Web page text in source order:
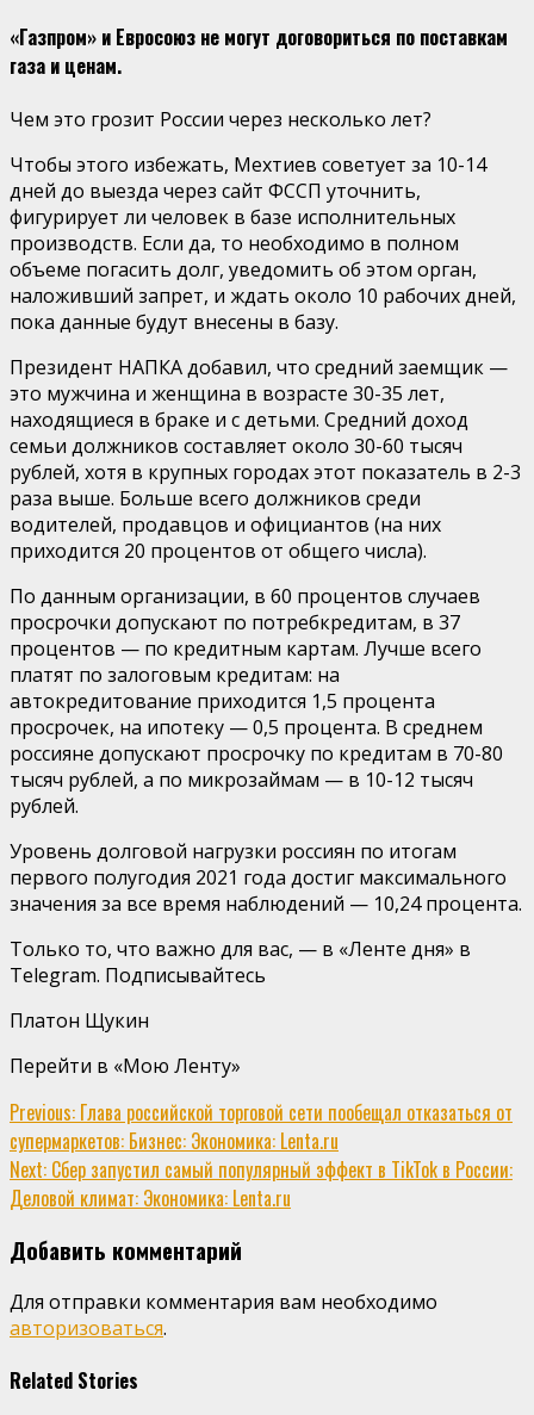
«Газпром» и Евросоюз не могут договориться по поставкам
газа и ценам.
Чем это грозит России через несколько лет?
Чтобы этого избежать, Мехтиев советует за 10-14
дней до выезда через сайт ФССП уточнить,
фигурирует ли человек в базе исполнительных
производств. Если да, то необходимо в полном
объеме погасить долг, уведомить об этом орган,
наложивший запрет, и ждать около 10 рабочих дней,
пока данные будут внесены в базу.
Президент НАПКА добавил, что средний заемщик —
это мужчина и женщина в возрасте 30-35 лет,
находящиеся в браке и с детьми. Средний доход
семьи должников составляет около 30-60 тысяч
рублей, хотя в крупных городах этот показатель в 2-3
раза выше. Больше всего должников среди
водителей, продавцов и официантов (на них
приходится 20 процентов от общего числа).
По данным организации, в 60 процентов случаев
просрочки допускают по потребкредитам, в 37
процентов — по кредитным картам. Лучше всего
платят по залоговым кредитам: на
автокредитование приходится 1,5 процента
просрочек, на ипотеку — 0,5 процента. В среднем
россияне допускают просрочку по кредитам в 70-80
тысяч рублей, а по микрозаймам — в 10-12 тысяч
рублей.
Уровень долговой нагрузки россиян по итогам
первого полугодия 2021 года достиг максимального
значения за все время наблюдений — 10,24 процента.
Только то, что важно для вас, — в «Ленте дня» в
Telegram. Подписывайтесь
Платон Щукин
Перейти в «Мою Ленту»
Continue
Reading
Previous: Глава российской торговой сети пообещал отказаться от
супермаркетов: Бизнес: Экономика: Lenta.ru
Next: Сбер запустил самый популярный эффект в TikTok в России:
Деловой климат: Экономика: Lenta.ru
Добавить комментарий
Для отправки комментария вам необходимо
авторизоваться.
Related Stories